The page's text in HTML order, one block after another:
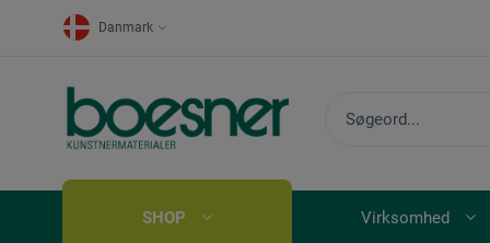
Danmark
SHOP Virksomhed